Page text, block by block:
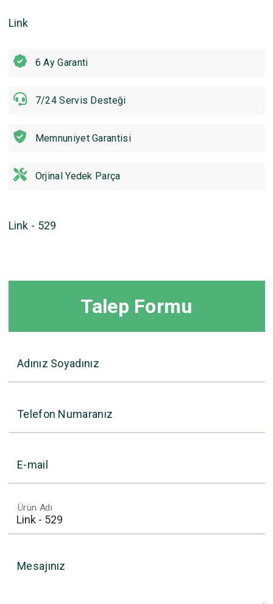
Link
6 Ay Garanti
7/24 Servis Desteği
Memnuniyet Garantisi
Orjinal Yedek Parça
Link - 529
Talep Formu
Adınız Soyadınız
Telefon Numaranız
E-mail
Ürün Adı
Mesajınız